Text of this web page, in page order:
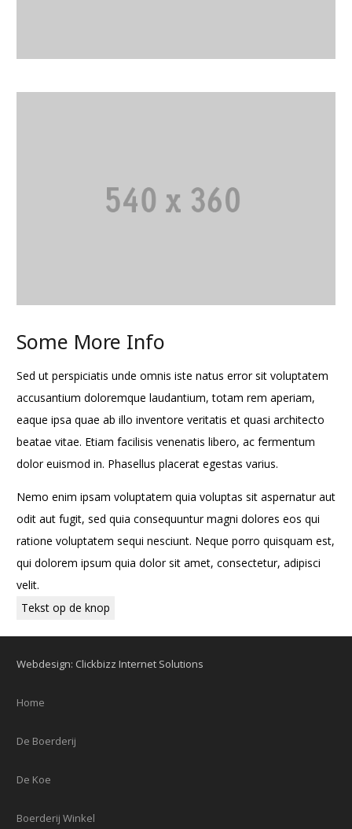
Some More Info
Sed ut perspiciatis unde omnis iste natus error sit voluptatem
accusantium doloremque laudantium, totam rem aperiam,
eaque ipsa quae ab illo inventore veritatis et quasi architecto
beatae vitae. Etiam facilisis venenatis libero, ac fermentum
dolor euismod in. Phasellus placerat egestas varius.
Nemo enim ipsam voluptatem quia voluptas sit aspernatur aut
odit aut fugit, sed quia consequuntur magni dolores eos qui
ratione voluptatem sequi nesciunt. Neque porro quisquam est,
qui dolorem ipsum quia dolor sit amet, consectetur, adipisci
velit.
Tekst op de knop
Webdesign: Clickbizz Internet Solutions
Home
De Boerderij
De Koe
Boerderij Winkel